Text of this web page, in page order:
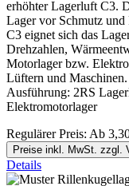
erhöhter Lagerluft C3.
Lager vor Schmutz
C3 eignet sich das
Drehzahlen,
Motorlager bzw.
Lüftern und
Ausführung: 2RS
Elektromotorlager
Regulärer Preis: Ab
Preise inkl. MwSt. zzgl.
Details